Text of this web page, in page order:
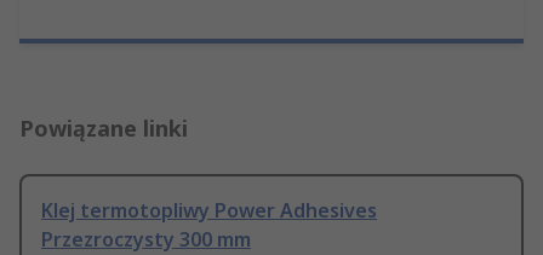
Powiązane linki
Klej termotopliwy Power Adhesives
Przezroczysty 300 mm